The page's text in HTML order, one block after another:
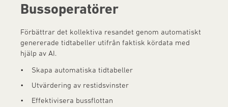
Bussoperatörer
Förbättrar det kollektiva resandet genom automatiskt
genererade tidtabeller utifrån faktisk kördata med
hjälp av AI.
• Skapa automatiska tidtabeller
• Utvärdering av restidsvinster
• Effektivisera bussflottan